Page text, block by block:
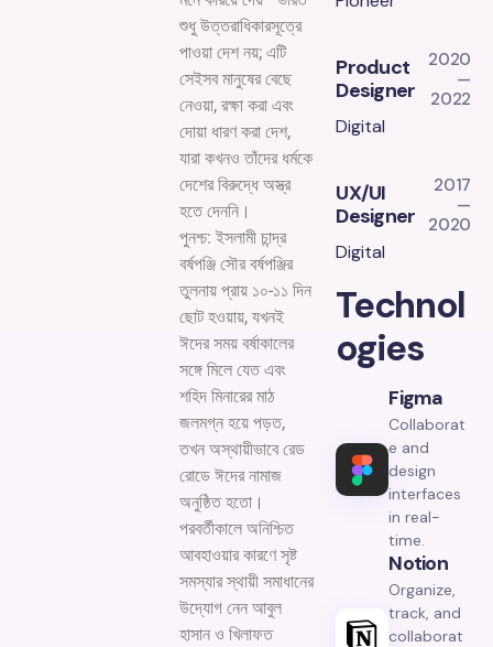
শুধু উত্তরাধিকারসূত্রে
পাওয়া দেশ নয়; এটি
সেইসব মানুষের বেছে
নেওয়া, রক্ষা করা এবং
দোয়া ধারণ করা দেশ,
যারা কখনও তাঁদের ধর্মকে
দেশের বিরুদ্ধে অস্ত্র
হতে দেননি।
পুনশ্চ: ইসলামী চান্দ্র
বর্ষপঞ্জি সৌর বর্ষপঞ্জির
তুলনায় প্রায় ১০-১১ দিন
ছোট হওয়ায়, যখনই
ঈদের সময় বর্ষাকালের
সঙ্গে মিলে যেত এবং
শহিদ মিনারের মাঠ
জলমগ্ন হয়ে পড়ত,
তখন অস্থায়ীভাবে রেড
রোডে ঈদের নামাজ
অনুষ্ঠিত হতো।
পরবর্তীকালে অনিশ্চিত
আবহাওয়ার কারণে সৃষ্ট
সমস্যার স্থায়ী সমাধানের
উদ্যোগ নেন আবুল
হাসান ও খিলাফত
Product
Designer
2020
—
2022
Digital
UX/UI
Designer
2017
—
2020
Digital
Technol
ogies
Figma
Collaborat
e and
design
interfaces
in real-
time.
Notion
Organize,
track, and
collaborat